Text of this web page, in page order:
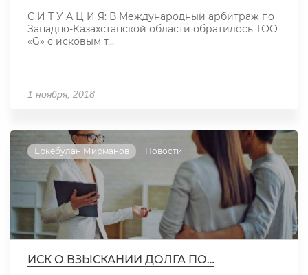
С И Т У А Ц И Я: В Международный арбитраж по
Западно-Казахстанской области обратилось ТОО
«G» с исковым т...
1 ноября, 2018
Еркебулан Мирманов Новости
ИСК О ВЗЫСКАНИИ ДОЛГА ПО…